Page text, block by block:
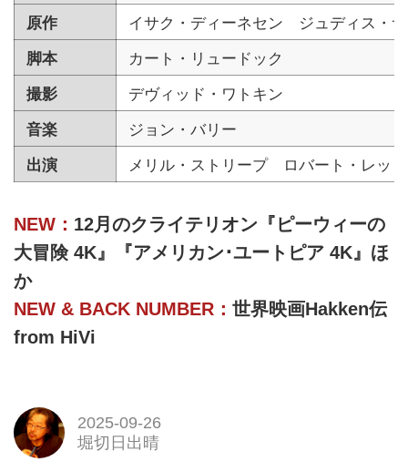
原作
イサク・ディーネセン ジュディス・
脚本
カート・リュードック
撮影
デヴィッド・ワトキン
音楽
ジョン・バリー
出演
メリル・ストリープ ロバート・レッ
NEW： 12月のクライテリオン『ピーウィーの
大冒険 4K』『アメリカン･ユートピア 4K』ほ
か
NEW & BACK NUMBER： 世界映画Hakken伝
from HiVi
2025-09-26
堀切日出晴